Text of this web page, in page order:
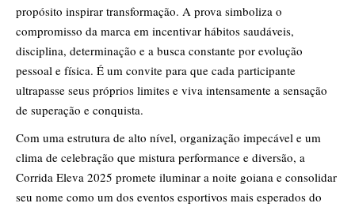
propósito inspirar transformação. A prova simboliza o
compromisso da marca em incentivar hábitos saudáveis,
disciplina, determinação e a busca constante por evolução
pessoal e física. É um convite para que cada participante
ultrapasse seus próprios limites e viva intensamente a sensação
de superação e conquista.
Com uma estrutura de alto nível, organização impecável e um
clima de celebração que mistura performance e diversão, a
Corrida Eleva 2025 promete iluminar a noite goiana e consolidar
seu nome como um dos eventos esportivos mais esperados do